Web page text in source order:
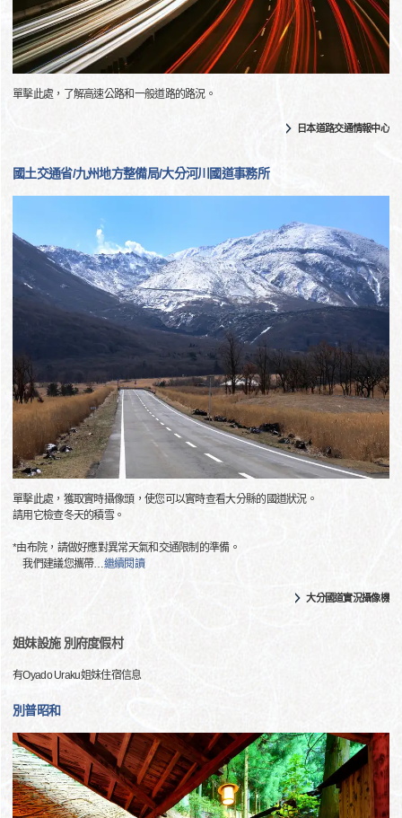
單擊此處，了解高速公路和一般道路的路況。
日本道路交通情報中心
國土交通省/九州地方整備局/大分河川國道事務所
單擊此處，獲取實時攝像頭，使您可以實時查看大分縣的國道狀況。
請用它檢查冬天的積雪。
*由布院，請做好應對異常天氣和交通限制的準備。
我們建議您攜帶…繼續閱讀
大分國道實況攝像機
姐妹設施 別府度假村
有Oyado Uraku姐妹住宿信息
別普昭和